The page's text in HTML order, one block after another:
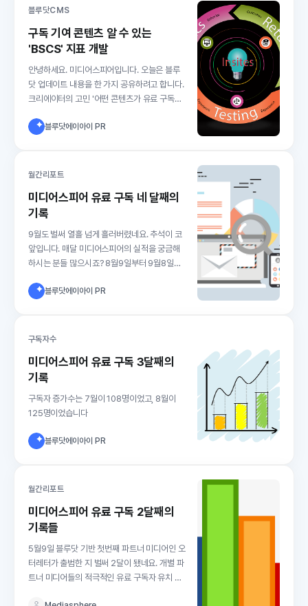
블루닷CMS
구독 기여 콘텐츠 알 수 있는
'BSCS' 지표 개발
안녕하세요. 미디어스피어입니다. 오늘은 블루
닷 업데이트 내용을 한 가지 공유하려고 합니다.
크리에이터의 고민 '어떤 콘텐츠가 유료 구독을
라면 이런 고민에 늘 빠지게 됩니다. '어떤 콘텐
블루닷에이아이 PR
월간리포트
미디어스피어 유료 구독 네 달째의
기록
9월도 벌써 열흘 넘게 흘러버렸네요. 추석이 코
앞입니다. 매달 미디어스피어의 실적을 궁금해
하시는 분들 많으시죠? 8월9일부터 9월8일까
늘 말씀드리지만 저희가 이렇게 구독자수 통계
블루닷에이아이 PR
구독자수
미디어스피어 유료 구독 3달째의
기록
구독자 증가수는 7월이 108명이었고, 8월이
125명이었습니다
블루닷에이아이 PR
월간리포트
미디어스피어 유료 구독 2달째의
기록들
5월9일 블루닷 기반 첫번째 파트너 미디어인 오
터레터가 출범한 지 벌써 2달이 됐네요. 개별 파
트너 미디어들의 적극적인 유료 구독자 유치 노